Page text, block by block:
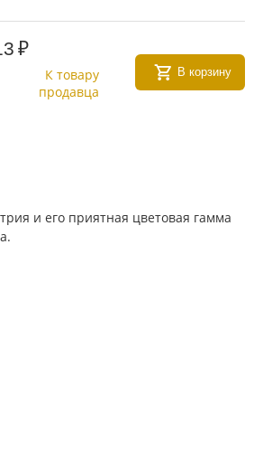
₽
К товару
продавца
В корзину
и его приятная цветовая гамма